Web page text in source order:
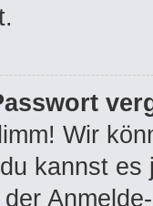
Wir
kannst